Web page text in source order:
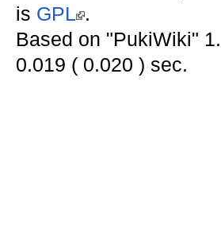
is GPL .
Based on "PukiWiki"
0.019 ( 0.020 ) sec.